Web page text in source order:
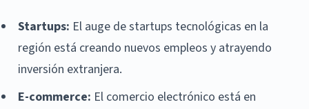
Startups: El auge de startups tecnológicas en la
región está creando nuevos empleos y atrayendo
inversión extranjera.
E-commerce: El comercio electrónico está en